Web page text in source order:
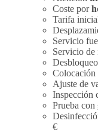
Coste por
Tarifa
Servicio
Servicio de
Colocación
Ajuste de
Inspección
Prueba con
€